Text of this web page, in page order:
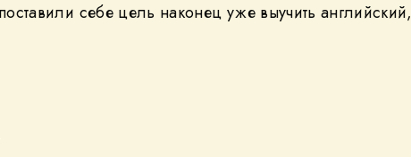
себе цель наконец уже выучить английский,